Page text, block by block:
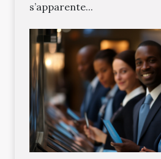
s’apparente...